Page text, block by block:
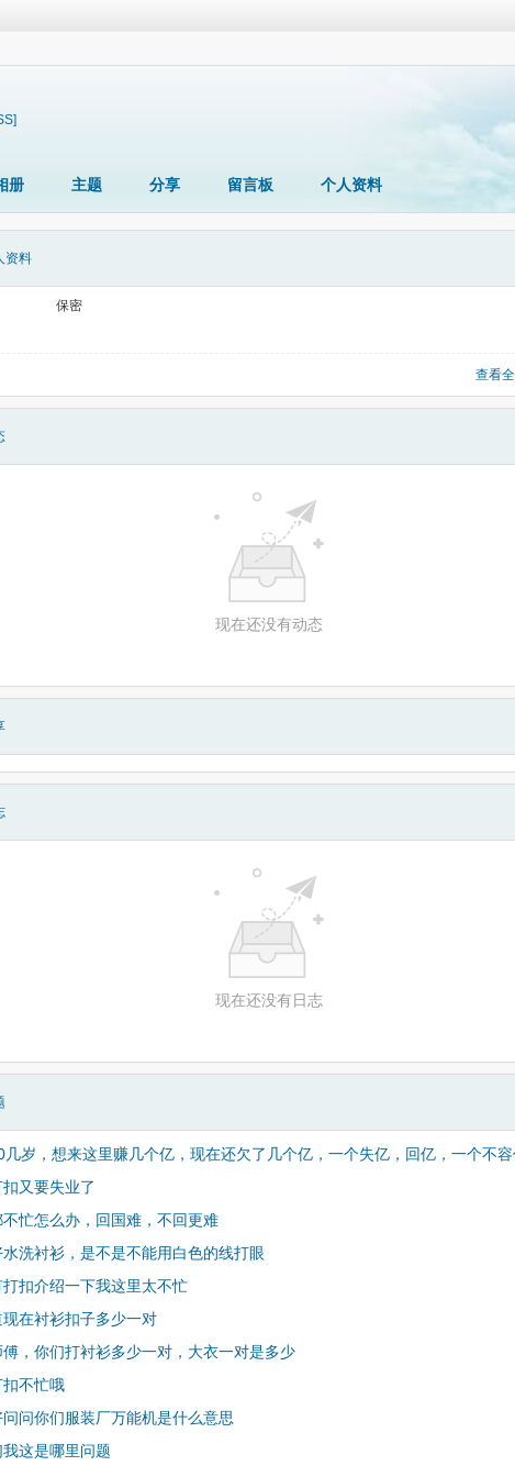
册 主题 分享 留言板 个人资料
资料
保密
查看
现在还没有动态
现在还没有日志
几岁，想来这里赚几个亿，现在还欠了几个亿，一个失亿，回亿，一个不
又要失业了
忙怎么办，回国难，不回更难
水洗衬衫，是不是不能用白色的线打眼
扣介绍一下我这里太不忙
在衬衫扣子多少一对
，你们打衬衫多少一对，大衣一对是多少
不忙哦
问问你们服装厂万能机是什么意思
我这是哪里问题